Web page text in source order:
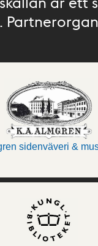
sidenväveri &